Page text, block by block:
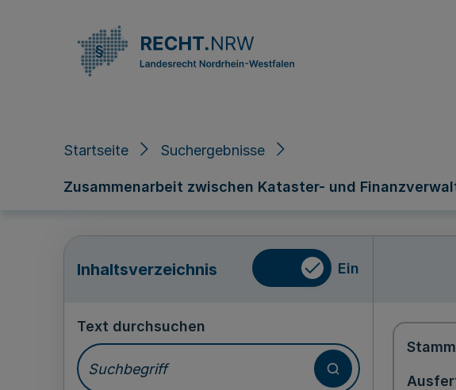
Startseite Suchergebnisse
Zusammenarbeit zwischen Kataster- und
Inhaltsverzeichnis Ein
Text durchsuchen